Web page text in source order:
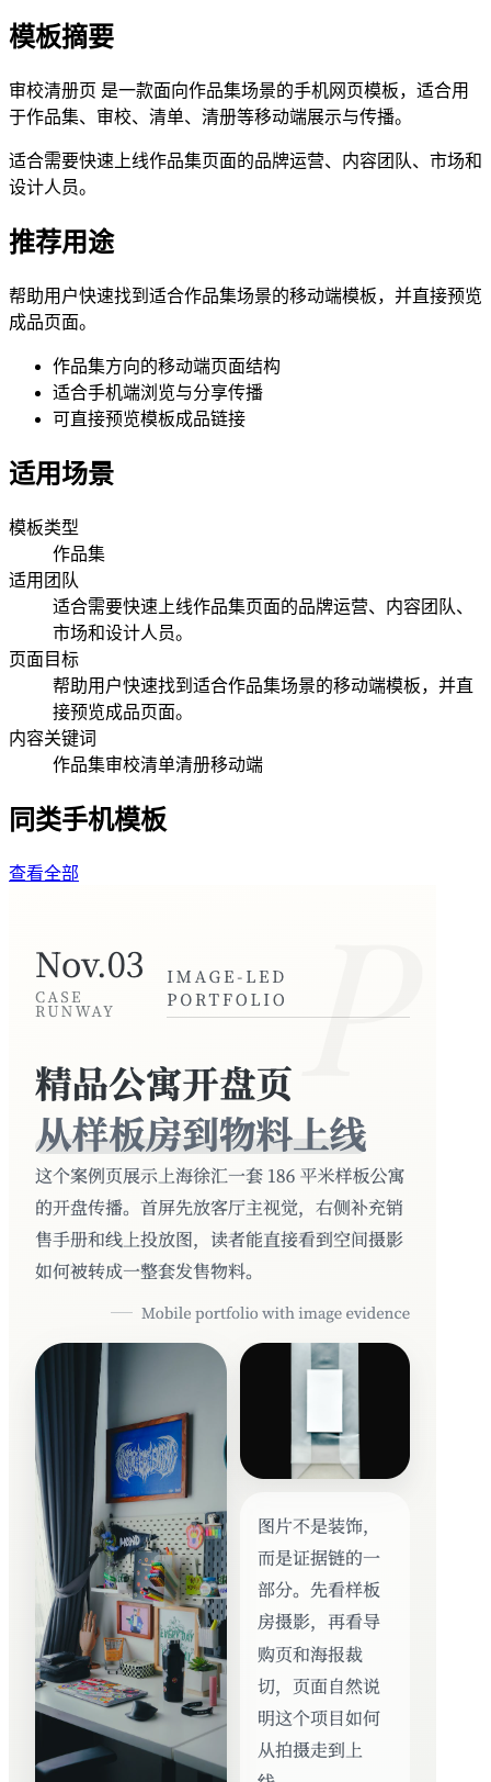
模板摘要
审校清册页 是一款面向作品集场景的手机网页模板，适合用
于作品集、审校、清单、清册等移动端展示与传播。
适合需要快速上线作品集页面的品牌运营、内容团队、市场和
设计人员。
推荐用途
帮助用户快速找到适合作品集场景的移动端模板，并直接预览
成品页面。
作品集方向的移动端页面结构
适合手机端浏览与分享传播
可直接预览模板成品链接
适用场景
模板类型
作品集
适用团队
适合需要快速上线作品集页面的品牌运营、内容团队、
市场和设计人员。
页面目标
帮助用户快速找到适合作品集场景的移动端模板，并直
接预览成品页面。
内容关键词
作品集审校清单清册移动端
同类手机模板
查看全部